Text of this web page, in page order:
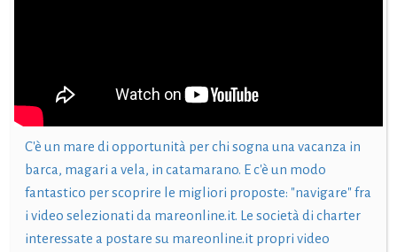
C'è un mare di opportunità per chi sogna una vacanza in
barca, magari a vela, in catamarano. E c'è un modo
fantastico per scoprire le migliori proposte: "navigare" fra
i video selezionati da mareonline.it. Le società di charter
interessate a postare su mareonline.it propri video